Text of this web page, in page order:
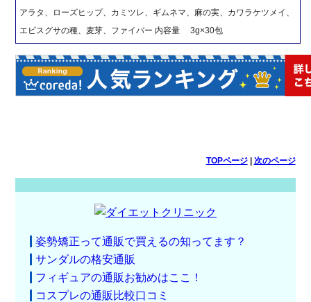
アラタ、ローズヒップ、カミツレ、ギムネマ、麻の実、カワラケツメイ、
エビスグサの種、麦芽、ファイバー 内容量 3g×30包
TOPページ| 次のページ
姿勢矯正って通販で買えるの知ってます？
サンダルの格安通販
フィギュアの通販お勧めはここ！
コスプレの通販比較口コミ